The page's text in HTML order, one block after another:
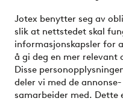
Jotex benytter seg av
slik at nettstedet skal
informasjonskapsler for
å gi deg en mer relevant
Disse
deler vi med de
samarbeider med. Dette
Venner
Sikre betalinger -